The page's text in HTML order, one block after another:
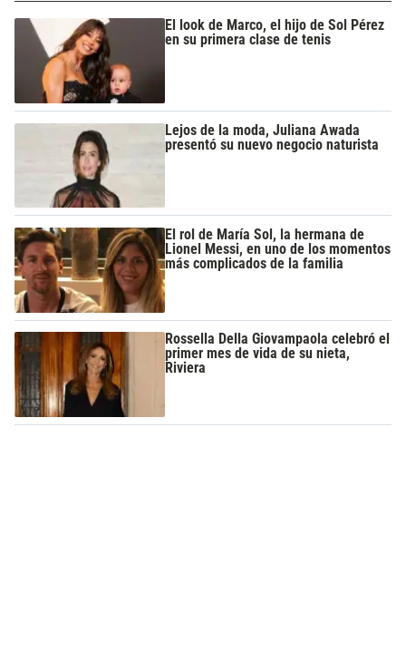
El look de Marco, el hijo de Sol Pérez
en su primera clase de tenis
Lejos de la moda, Juliana Awada
presentó su nuevo negocio naturista
El rol de María Sol, la hermana de
Lionel Messi, en uno de los momentos
más complicados de la familia
Rossella Della Giovampaola celebró el
primer mes de vida de su nieta,
Riviera